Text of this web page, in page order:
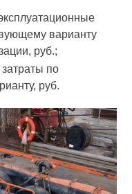
варианту
руб.;
по
руб.